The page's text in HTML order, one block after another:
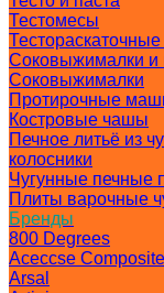
Тестомесы
Соковыжималки
Соковыжималки
Протирочные
Костровые чашы
Печное литьё из
колосники
Чугунные печные
Плиты варочные
Бренды
800 Degrees
Aceccse Composite
Arsal